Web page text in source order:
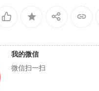
我的微信
微信扫一扫